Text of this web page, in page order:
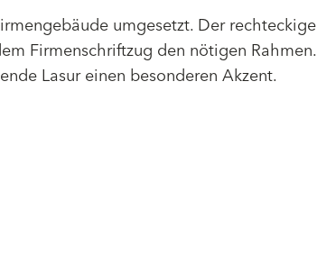
umgesetzt. Der rechteckige
Firmenschriftzug den nötigen Rahmen.
Lasur einen besonderen Akzent.